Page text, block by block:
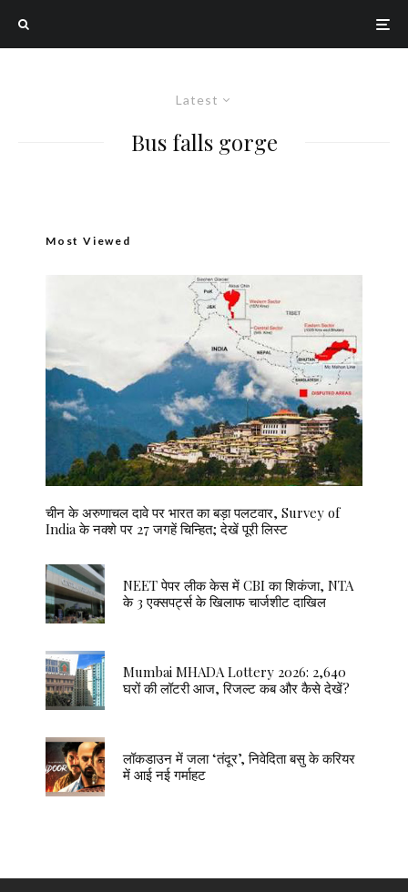
Latest
Bus falls gorge
Most Viewed
चीन के अरुणाचल दावे पर भारत का बड़ा पलटवार, Survey of
India के नक्शे पर 27 जगहें चिन्हित; देखें पूरी लिस्ट
NEET पेपर लीक केस में CBI का शिकंजा, NTA
के 3 एक्सपर्ट्स के खिलाफ चार्जशीट दाखिल
Mumbai MHADA Lottery 2026: 2,640
घरों की लॉटरी आज, रिजल्ट कब और कैसे देखें?
लॉकडाउन में जला ‘तंदूर’, निवेदिता बसु के करियर
में आई नई गर्माहट